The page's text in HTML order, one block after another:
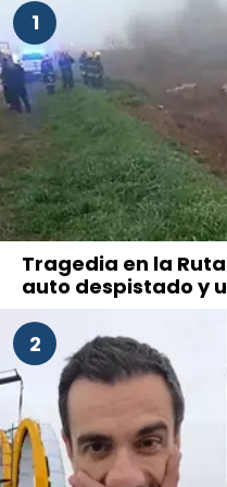
1
Tragedia en la
auto despistado y
2